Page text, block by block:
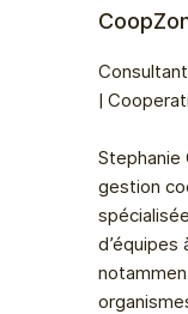
|
Stephanie
gestion
d’équipes